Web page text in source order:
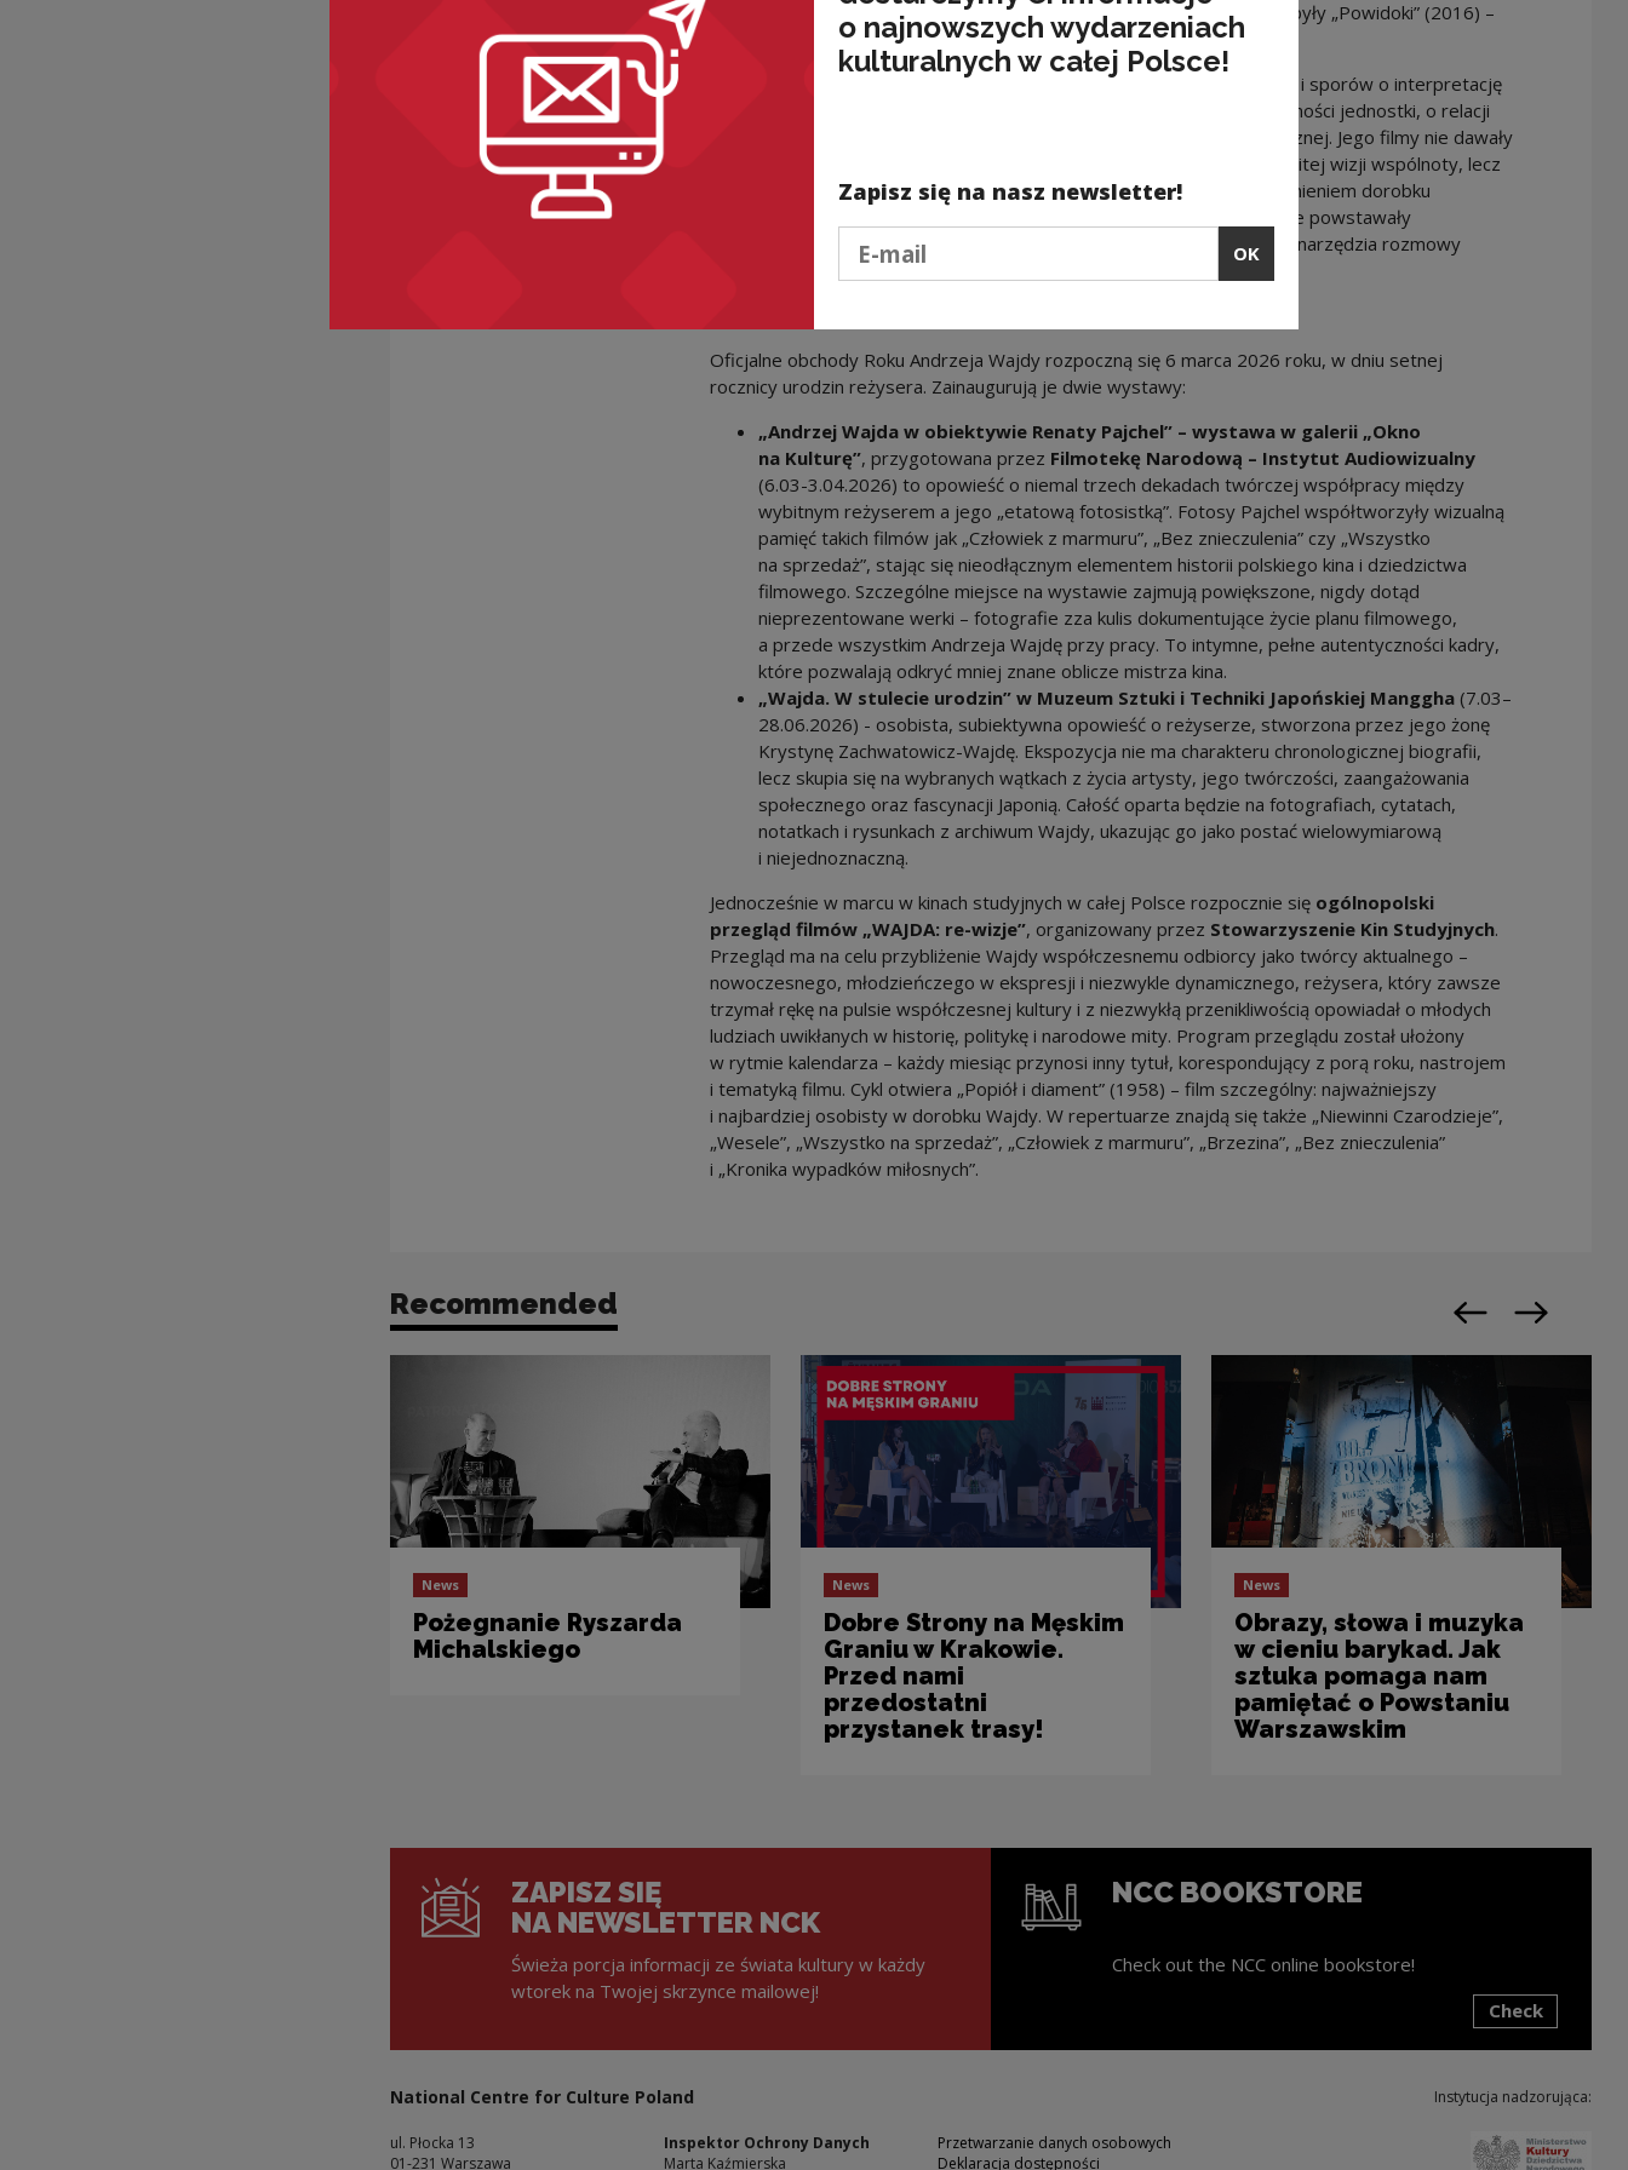
i niewypowiedzianych w filmie „Katyń” (2007). Ostatnim jego dziełem były „Powidoki” (2016) –
opowieść o artyście wobec systemu totalitarnego.
Twórczość Andrzeja Wajdy w czasie narastających napięć społecznych i sporów o interpretację
przeszłości pozostaje punktem odniesienia dla debaty o odpowiedzialności jednostki, o relacji
między pamięcią a polityką oraz o miejscu artysty w przestrzeni publicznej. Jego filmy nie dawały
prostych odpowiedzi – prowokowały do myślenia. Nie budowały jednolitej wizji wspólnoty, lecz
pokazywały jej pęknięcia. Dlatego Rok Wajdy nie jest jedynie przypomnieniem dorobku
wybitnego reżysera. To propozycja ponownego odczytania dzieł, które powstawały
w konkretnych momentach historycznych, a dziś funkcjonują jako żywe narzędzia rozmowy
Oficjalne obchody Roku Andrzeja Wajdy rozpoczną się 6 marca 2026 roku, w dniu setnej
rocznicy urodzin reżysera. Zainaugurują je dwie wystawy:
„Andrzej Wajda w obiektywie Renaty Pajchel” – wystawa w galerii „Okno
na Kulturę”, przygotowana przez Filmotekę Narodową – Instytut Audiowizualny
(6.03-3.04.2026) to opowieść o niemal trzech dekadach twórczej współpracy między
wybitnym reżyserem a jego „etatową fotosistką”. Fotosy Pajchel współtworzyły wizualną
pamięć takich filmów jak „Człowiek z marmuru”, „Bez znieczulenia” czy „Wszystko
na sprzedaż”, stając się nieodłącznym elementem historii polskiego kina i dziedzictwa
filmowego. Szczególne miejsce na wystawie zajmują powiększone, nigdy dotąd
nieprezentowane werki – fotografie zza kulis dokumentujące życie planu filmowego,
a przede wszystkim Andrzeja Wajdę przy pracy. To intymne, pełne autentyczności kadry,
które pozwalają odkryć mniej znane oblicze mistrza kina.
„Wajda. W stulecie urodzin” w Muzeum Sztuki i Techniki Japońskiej Manggha(7.03–
28.06.2026) - osobista, subiektywna opowieść o reżyserze, stworzona przez jego żonę
Krystynę Zachwatowicz-Wajdę. Ekspozycja nie ma charakteru chronologicznej biografii,
lecz skupia się na wybranych wątkach z życia artysty, jego twórczości, zaangażowania
społecznego oraz fascynacji Japonią. Całość oparta będzie na fotografiach, cytatach,
notatkach i rysunkach z archiwum Wajdy, ukazując go jako postać wielowymiarową
i niejednoznaczną.
Jednocześnie w marcu w kinach studyjnych w całej Polsce rozpocznie się ogólnopolski
przegląd filmów „WAJDA: re-wizje”, organizowany przez Stowarzyszenie Kin Studyjnych.
Przegląd ma na celu przybliżenie Wajdy współczesnemu odbiorcy jako twórcy aktualnego –
nowoczesnego, młodzieńczego w ekspresji i niezwykle dynamicznego, reżysera, który zawsze
trzymał rękę na pulsie współczesnej kultury i z niezwykłą przenikliwością opowiadał o młodych
ludziach uwikłanych w historię, politykę i narodowe mity. Program przeglądu został ułożony
w rytmie kalendarza – każdy miesiąc przynosi inny tytuł, korespondujący z porą roku, nastrojem
i tematyką filmu. Cykl otwiera „Popiół i diament” (1958) – film szczególny: najważniejszy
i najbardziej osobisty w dorobku Wajdy. W repertuarze znajdą się także „Niewinni Czarodzieje”,
„Wesele”, „Wszystko na sprzedaż”, „Człowiek z marmuru”, „Brzezina”, „Bez znieczulenia”
i „Kronika wypadków miłosnych”.
Recommended
News
Pożegnanie Ryszarda
Michalskiego
News
Dobre Strony na Męskim
Graniu w Krakowie.
Przed nami
przedostatni
przystanek trasy!
News
Obrazy, słowa i muzyka
w cieniu barykad. Jak
sztuka pomaga nam
pamiętać o Powstaniu
Warszawskim
Previous slide
Next slide
ZAPISZ SIĘ
NA NEWSLETTER NCK
Świeża porcja informacji ze świata kultury w każdy
wtorek na Twojej skrzynce mailowej!
NCC BOOKSTORE
Check out the NCC online bookstore!
Check
National Centre for Culture Poland
ul. Płocka 13
01-231 Warszawa
Inspektor Ochrony Danych
Marta Kaźmierska
Przetwarzanie danych osobowych
Deklaracja dostępności
Instytucja nadzorująca:
o najnowszych wydarzeniach
kulturalnych w całej Polsce!
Zapisz się na nasz newsletter!
OK